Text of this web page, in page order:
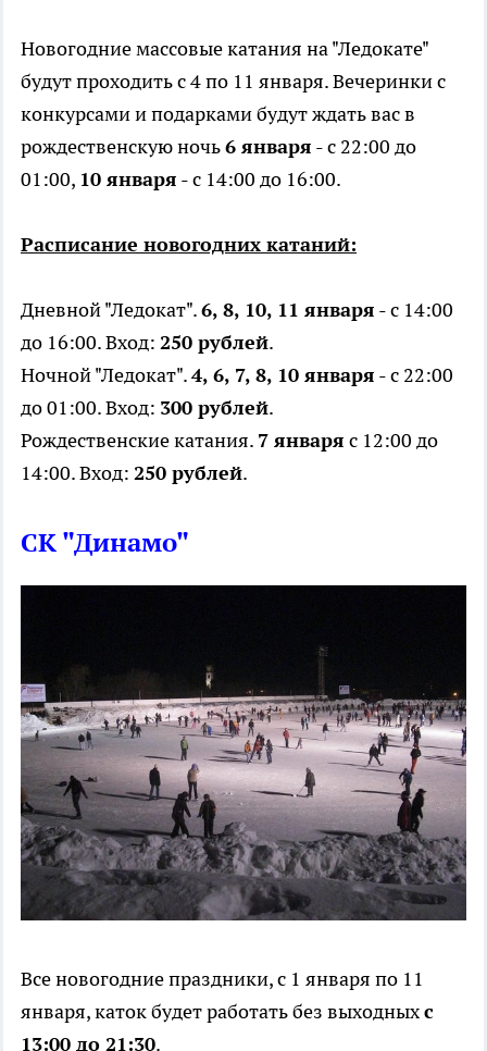
Новогодние массовые катания на "Ледокате"
будут проходить с 4 по 11 января. Вечеринки с
конкурсами и подарками будут ждать вас в
рождественскую ночь6 января - с 22:00 до
01:00, 10 января - с 14:00 до 16:00.
Расписание новогодних катаний:
Дневной "Ледокат".6, 8, 10, 11 января - с 14:00
до 16:00. Вход: 250 рублей.
Ночной "Ледокат".4, 6, 7, 8, 10 января - с 22:00
до 01:00. Вход: 300 рублей.
Рождественские катания. 7 января с 12:00 до
14:00. Вход: 250 рублей.
СК "Динамо"
Все новогодние праздники, с 1 января по 11
января, каток будет работать без выходныхс
13:00 до 21:30.